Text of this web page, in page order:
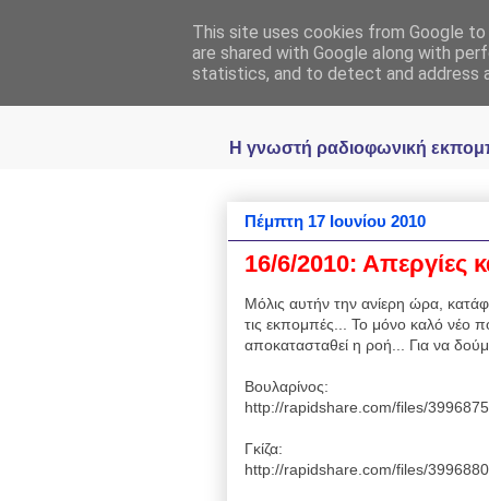
Η γνωστή ραδιοφωνική
Πέμπτη 17 Ιουνίου 2010
16/6/2010: Απεργίες
Μόλις αυτήν την ανίερη ώρα,
τις εκπομπές... Το μόνο καλό νέο
αποκατασταθεί η ροή... Για να
Βουλαρίνος:
http://rapidshare.com/files/
Γκίζα:
http://rapidshare.com/files/
This site uses cookies from Google
are shared with Google along with
statistics, and to detect and address